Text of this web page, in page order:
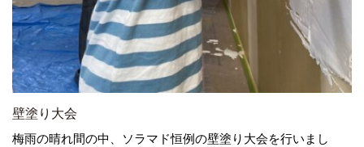
壁塗り大会
梅雨の晴れ間の中、ソラマド恒例の壁塗り大会を行いまし